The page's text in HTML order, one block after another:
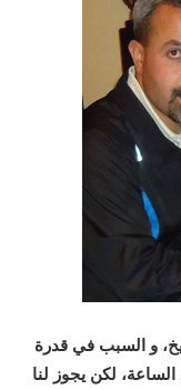
و السبب في قدرة
لكن يجوز لنا